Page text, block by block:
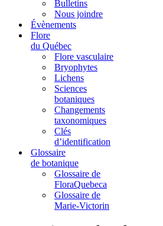
Bulletins
Nous joindre
Évènements
Flore
du Québec
Flore vasculaire
Bryophytes
Lichens
Sciences
botaniques
Changements
taxonomiques
Clés
d’identification
Glossaire
de botanique
Glossaire de
FloraQuebeca
Glossaire de
Marie-Victorin